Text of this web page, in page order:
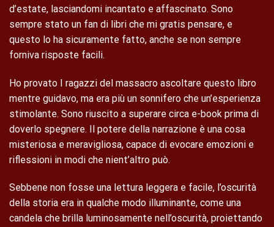
d’estate, lasciandomi incantato e affascinato. Sono
sempre stato un fan di libri che mi gratis pensare, e
questo lo ha sicuramente fatto, anche se non sempre
forniva risposte facili.
Ho provato I ragazzi del massacro ascoltare questo libro
mentre guidavo, ma era più un sonnifero che un’esperienza
stimolante. Sono riuscito a superare circa e-book prima di
doverlo spegnere. Il potere della narrazione è una cosa
misteriosa e meravigliosa, capace di evocare emozioni e
riflessioni in modi che nient’altro può.
Sebbene non fosse una lettura leggera e facile, l’oscurità
della storia era in qualche modo illuminante, come una
candela che brilla luminosamente nell’oscurità, proiettando